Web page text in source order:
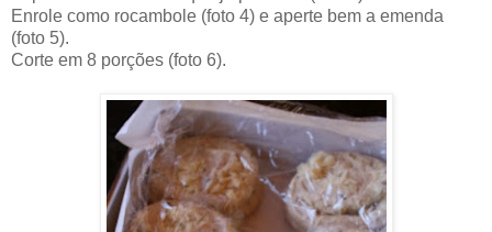
Enrole como rocambole (foto 4) e aperte bem a emenda
(foto 5).
Corte em 8 porções (foto 6).